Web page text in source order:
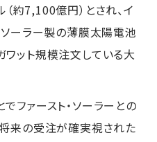
7,100億円）とされ、イ
ソーラー製の薄膜太陽電池
ット規模注文している大
ファースト・ソーラーとの
来の受注が確実視された